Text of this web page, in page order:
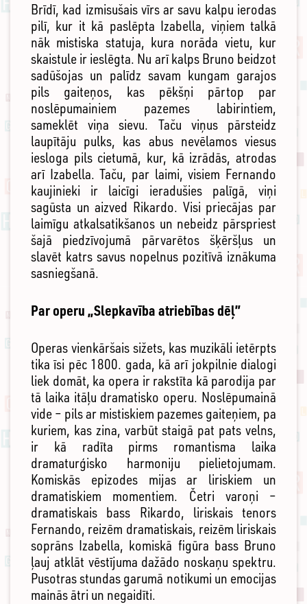
Brīdī, kad izmisušais vīrs ar savu kalpu ierodas
pilī, kur it kā paslēpta Izabella, viņiem talkā
nāk mistiska statuja, kura norāda vietu, kur
skaistule ir ieslēgta. Nu arī kalps Bruno beidzot
sadūšojas un palīdz savam kungam garajos
pils gaiteņos, kas pēkšņi pārtop par
noslēpumainiem pazemes labirintiem,
sameklēt viņa sievu. Taču viņus pārsteidz
laupītāju pulks, kas abus nevēlamos viesus
iesloga pils cietumā, kur, kā izrādās, atrodas
arī Izabella. Taču, par laimi, visiem Fernando
kaujinieki ir laicīgi ieradušies palīgā, viņi
sagūsta un aizved Rikardo. Visi priecājas par
laimīgu atkalsatikšanos un nebeidz pārspriest
šajā piedzīvojumā pārvarētos šķēršļus un
slavēt katrs savus nopelnus pozitīvā iznākuma
sasniegšanā.
Par operu „Slepkavība atriebības dēļ”
Operas vienkāršais sižets, kas muzikāli ietērpts
tika īsi pēc 1800. gada, kā arī jokpilnie dialogi
liek domāt, ka opera ir rakstīta kā parodija par
tā laika itāļu dramatisko operu. Noslēpumainā
vide – pils ar mistiskiem pazemes gaiteņiem, pa
kuriem, kas zina, varbūt staigā pat pats velns,
ir kā radīta pirms romantisma laika
dramaturģisko harmoniju pielietojumam.
Komiskās epizodes mijas ar liriskiem un
dramatiskiem momentiem. Četri varoņi –
dramatiskais bass Rikardo, liriskais tenors
Fernando, reizēm dramatiskais, reizēm liriskais
soprāns Izabella, komiskā figūra bass Bruno
ļauj atklāt vēstījuma dažādo noskaņu spektru.
Pusotras stundas garumā notikumi un emocijas
mainās ātri un negaidīti.